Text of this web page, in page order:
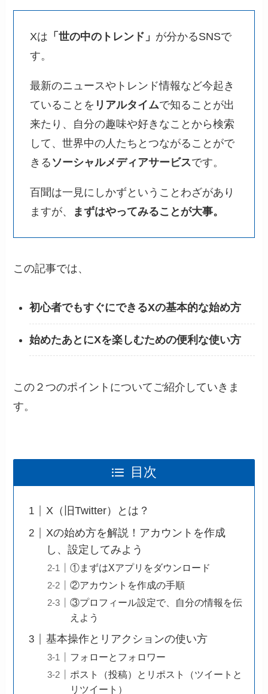
Xは 「世の中のトレンド」 が分かるSNSで
す。
最新のニュースやトレンド情報など今起き
ていることを リアルタイムで知ることが出
来たり、自分の趣味や好きなことから検索
して、世界中の人たちとつながることがで
きる ソーシャルメディアサービスです。
百聞は一見にしかずということわざがあり
ますが、
まずはやってみることが大事。
この記事では、
初心者でもすぐにできるXの基本的な始め方
始めたあとにXを楽しむための便利な使い方
この２つのポイントについてご紹介していきま
す。
目次
X（旧Twitter）とは？
Xの始め方を解説！アカウントを作成
し、設定してみよう
①まずはXアプリをダウンロード
②アカウントを作成の手順
③プロフィール設定で、自分の情報を伝
えよう
基本操作とリアクションの使い方
フォローとフォロワー
ポスト（投稿）とリポスト（ツイートと
リツイート）